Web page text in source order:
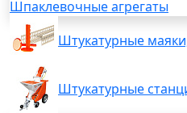
Шпаклевочные агрегаты
Штукатурные
Штукатурные